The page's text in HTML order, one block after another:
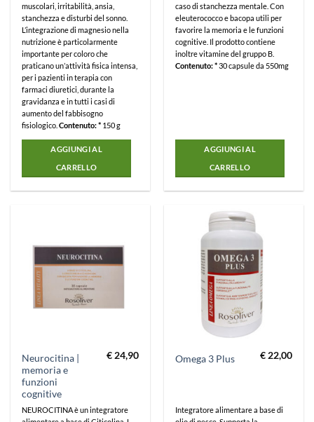
muscolari, irritabilità, ansia,
stanchezza e disturbi del sonno.
L’integrazione di magnesio nella
nutrizione è particolarmente
importante per coloro che
praticano un’attività fisica intensa,
per i pazienti in terapia con
farmaci diuretici, durante la
gravidanza e in tutti i casi di
aumento del fabbisogno
fisiologico. Contenuto: * 150 g
AGGIUNGI AL
CARRELLO
caso di stanchezza mentale. Con
eleuterococco e bacopa utili per
favorire la memoria e le funzioni
cognitive. Il prodotto contiene
inoltre vitamine del gruppo B.
Contenuto: *30 capsule da 550mg
AGGIUNGI AL
CARRELLO
Neurocitina |
memoria e
funzioni
cognitive
€24,90
NEUROCITINA è un integratore
Omega 3 Plus €22,00
Integratore alimentare a base di